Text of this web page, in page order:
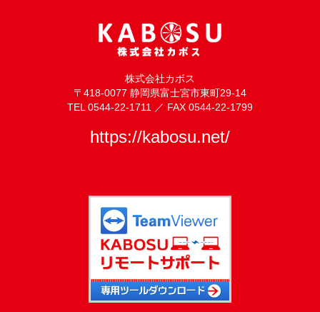
株式会社カボス
〒418-0077 静岡県富士宮市東町29-14
TEL 0544-22-1711 ／ FAX 0544-22-1799
https://kabosu.net/